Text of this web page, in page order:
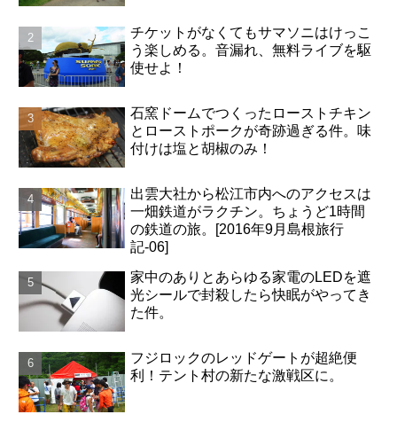
チケットがなくてもサマソニはけっこ
う楽しめる。音漏れ、無料ライブを駆
使せよ！
石窯ドームでつくったローストチキン
とローストポークが奇跡過ぎる件。味
付けは塩と胡椒のみ！
出雲大社から松江市内へのアクセスは
一畑鉄道がラクチン。ちょうど1時間
の鉄道の旅。[2016年9月島根旅行
記-06]
家中のありとあらゆる家電のLEDを遮
光シールで封殺したら快眠がやってき
た件。
フジロックのレッドゲートが超絶便
利！テント村の新たな激戦区に。